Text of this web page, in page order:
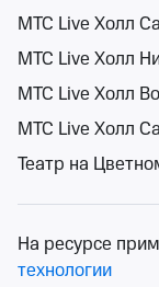
19
К
МТС Live Холл
МТС Live Холл
МТС Live Холл
МТС Live Холл
Театр на
На ресурсе
технологии